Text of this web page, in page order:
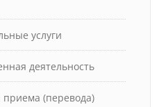
услуги
деятельность
приема (перевода)